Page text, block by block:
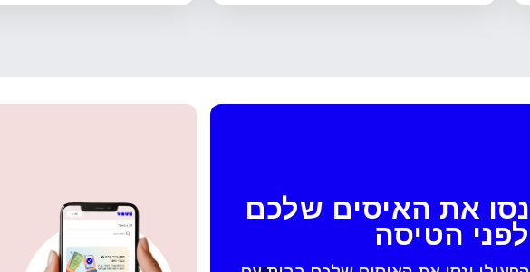
נסו את האיסים שלכם
לפני הטיסה